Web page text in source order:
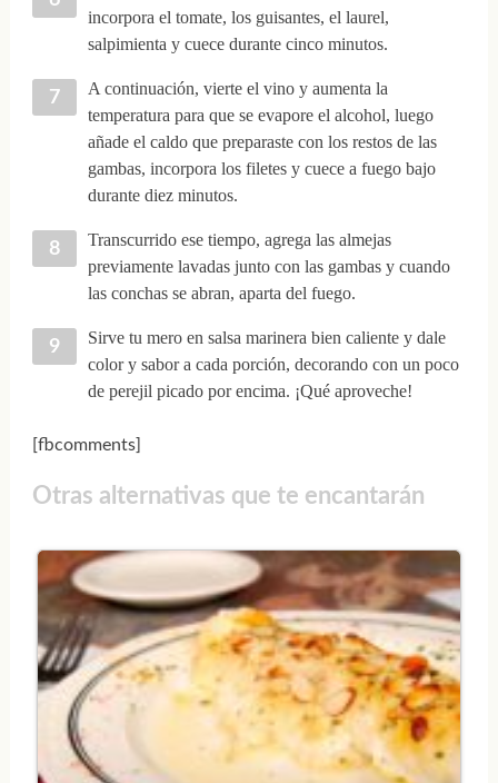
incorpora el tomate, los guisantes, el laurel,
salpimienta y cuece durante cinco minutos.
A continuación, vierte el vino y aumenta la
temperatura para que se evapore el alcohol, luego
añade el caldo que preparaste con los restos de las
gambas, incorpora los filetes y cuece a fuego bajo
durante diez minutos.
Transcurrido ese tiempo, agrega las almejas
previamente lavadas junto con las gambas y cuando
las conchas se abran, aparta del fuego.
Sirve tu mero en salsa marinera bien caliente y dale
color y sabor a cada porción, decorando con un poco
de perejil picado por encima. ¡Qué aproveche!
[fbcomments]
Otras alternativas que te encantarán